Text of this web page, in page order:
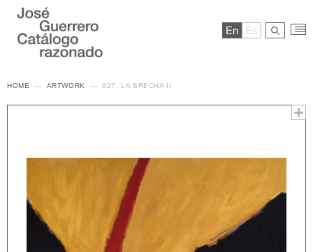
En Es
HOME ARTWORK 927. LA BRECHA II